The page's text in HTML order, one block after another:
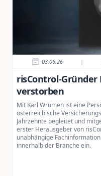
03.06.26 |
risControl-
verstorben
Mit Karl Wrumen ist eine
österreichische
Jahrzehnte begleitet und
erster Herausgeber von
unabhängige
innerhalb der Branche ein.